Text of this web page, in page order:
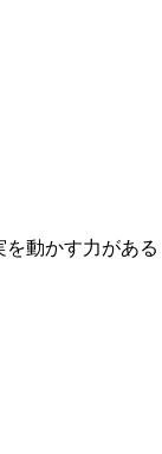
動かす力がある